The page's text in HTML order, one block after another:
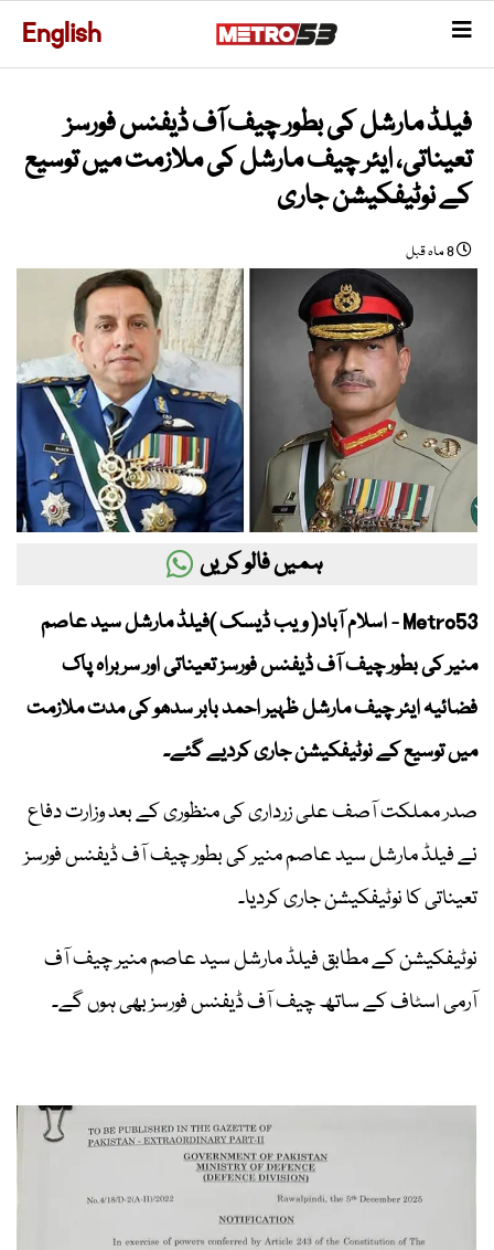
English
فیلڈ مارشل کی بطور چیف آف ڈیفنس فورسز
تعیناتی، ایئر چیف مارشل کی ملازمت میں توسیع
کے نوٹیفکیشن جاری
8 ماہ قبل
ہمیں فالو کریں
Metro53 - اسلام آباد( ویب ڈیسک )فیلڈ مارشل سید عاصم
منیر کی بطور چیف آف ڈیفنس فورسز تعیناتی اور سربراہ پاک
فضائیہ ایئر چیف مارشل ظہیر احمد بابر سدھو کی مدت ملازمت
میں توسیع کے نوٹیفکیشن جاری کردیے گئے۔
صدر مملکت آصف علی زرداری کی منظوری کے بعد وزارت دفاع
نے فیلڈ مارشل سید عاصم منیر کی بطور چیف آف ڈیفنس فورسز
تعیناتی کا نوٹیفکیشن جاری کردیا۔
نوٹیفکیشن کے مطابق فیلڈ مارشل سید عاصم منیر چیف آف
آرمی اسٹاف کے ساتھ چیف آف ڈیفنس فورسز بھی ہوں گے۔